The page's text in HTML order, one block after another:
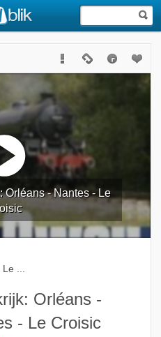
Orléans - Nantes - Le
...
Orléans -
- Le Croisic